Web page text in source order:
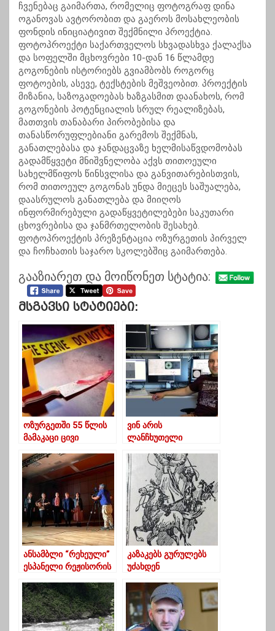
ჩვენებაც გაიმართა, რომელიც ფოტოგრაფ დინა
ოგანოვას ავტორობით და გაეროს მოსახლეობის
ფონდის ინიციატივით შექმნილი პროექტია.
ფოტოპროექტი საქართველოს სხვადასხვა ქალაქსა
და სოფელში მცხოვრები 10-დან 16 წლამდე
გოგონების ისტორიებს გვიამბობს როგორც
ფოტოების, ასევე, ტექსტების მეშვეობით. პროექტის
მიზანია, საზოგადოებას ხაზგასმით დაანახოს, რომ
გოგონების პოტენციალის სრულ რეალიზებას,
მათთვის თანაბარი პირობებისა და
თანასწორუფლებიანი გარემოს შექმნას,
განათლებასა და ჯანდაცვაზე ხელმისაწვდომობას
გადამწყვეტი მნიშვნელობა აქვს თითოეული
სახელმწიფოს წინსვლისა და განვითარებისთვის,
რომ თითოეულ გოგონას უნდა მიეცეს საშუალება,
დაასრულოს განათლება და მიიღოს
ინფორმირებული გადაწყვეტილებები საკუთარი
ცხოვრებისა და ჯანმრთელობის შესახებ.
ფოტოპროექტის პრეზენტაცია ოზურგეთის პირველ
და ჩოჩხათის საჯარო სკოლებშიც გაიმართება.
გააზიარეთ და მოიწონეთ სტატია:
Მსგავსი Სტატიები:
ოზურგეთში 55 წლის
მამაკაცი ცივი
(ექსკლუზივი)
ვინ არის
ლანჩხუთელი
რომელიც დიდ
ბრიტანეთში
მოღვაწეობს?
ანსამბლი “რეხეული”
ესპანელი რეჟისორის
კაზაკებს გურულებს
უძახდენ